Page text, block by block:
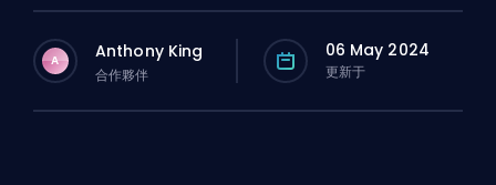
A Anthony King
合作夥伴
06 May 2024
更新于